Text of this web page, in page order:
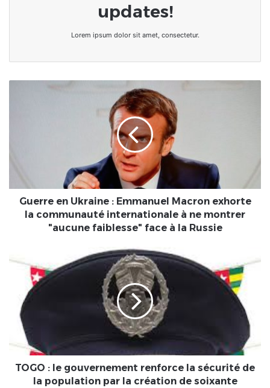
updates!
Lorem ipsum dolor sit amet, consectetur.
communauté
internationale
faiblesse"
Russie
Guerre en Ukraine : Emmanuel Macron exhorte
la communauté internationale à ne montrer
"aucune faiblesse" face à la Russie
gouvernement
renforce
sécurité
population
TOGO : le gouvernement renforce la sécurité de
la population par la création de soixante